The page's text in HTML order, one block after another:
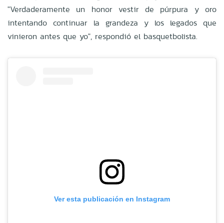
"Verdaderamente un honor vestir de púrpura y oro
intentando continuar la grandeza y los legados que
vinieron antes que yo", respondió el basquetbolista.
Ver esta publicación en Instagram